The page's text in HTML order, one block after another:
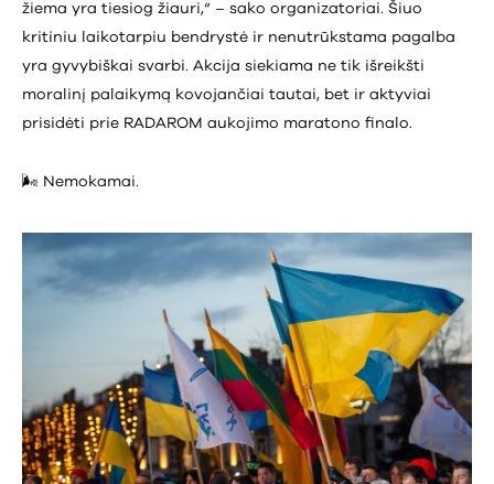
žiema yra tiesiog žiauri,“ – sako organizatoriai. Šiuo
kritiniu laikotarpiu bendrystė ir nenutrūkstama pagalba
yra gyvybiškai svarbi. Akcija siekiama ne tik išreikšti
moralinį palaikymą kovojančiai tautai, bet ir aktyviai
prisidėti prie RADAROM aukojimo maratono finalo.
🌬️ Nemokamai.